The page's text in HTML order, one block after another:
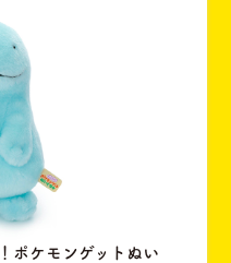
ポケモンゲットぬい